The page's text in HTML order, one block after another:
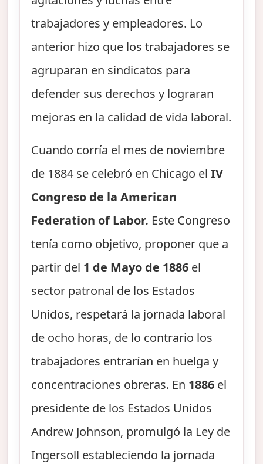
trabajadores y empleadores. Lo
anterior hizo que los trabajadores se
agruparan en sindicatos para
defender sus derechos y lograran
mejoras en la calidad de vida laboral.
Cuando corría el mes de noviembre
de 1884 se celebró en Chicago elIV
Congreso de la American
Federation of Labor. Este Congreso
tenía como objetivo, proponer que a
partir del 1 de Mayo de 1886 el
sector patronal de los Estados
Unidos, respetará la jornada laboral
de ocho horas, de lo contrario los
trabajadores entrarían en huelga y
concentraciones obreras. En 1886 el
presidente de los Estados Unidos
Andrew Johnson, promulgó la Ley de
Ingersoll estableciendo la jornada